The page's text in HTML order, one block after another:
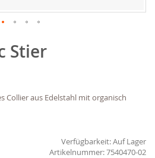
Stier
Collier aus Edelstahl mit organisch
Verfügbarkeit:Auf Lager
7540470-02